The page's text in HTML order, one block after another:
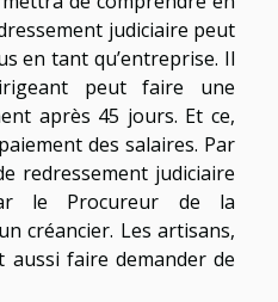
judiciaire peut
en tant qu’entreprise. Il
peut faire une
après 45 jours. Et ce,
des salaires. Par
redressement judiciaire
le Procureur de la
créancier. Les artisans,
aussi faire demander de